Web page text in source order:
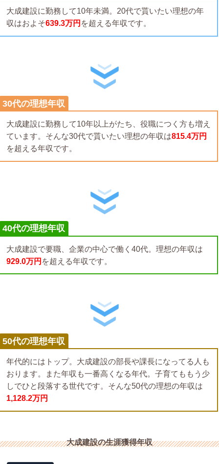
大成建設に勤務して10年未満。20代で貰いたい理想の年
収はおよそ639.3万円 を超える年収です。
30代の理想年収
大成建設に勤務して10年以上がたち、役職につく方も増え
ています。そんな30代で貰いたい理想の年収は815.4万円
を超える年収です。
40代の理想年収
大成建設で要職、企業の中心で働く40代。理想の年収は
929.0万円 を超える年収です。
50代の理想年収
年代的にはトップ。大成建設の部長や課長になってる人も
おります。また年収も一番高くなる年代。子育てももう少
しでひと段落する世代です。そんな50代の理想の年収は
1,128.2万円
大成建設の生涯獲得年収